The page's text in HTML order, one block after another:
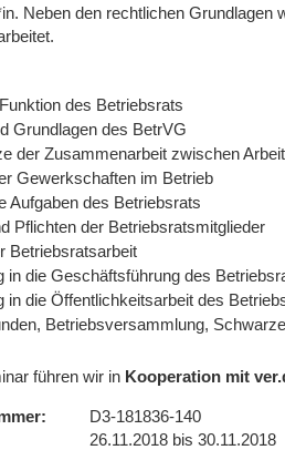
Neben den rechtlichen Grundlagen
des Betriebsrats
Grundlagen des BetrVG
der Zusammenarbeit zwischen
Gewerkschaften im Betrieb
Aufgaben des Betriebsrats
Pflichten der Betriebsratsmitglieder
Betriebsratsarbeit
in die Geschäftsführung des
in die Öffentlichkeitsarbeit des
Betriebsversammlung,
führen wir in Kooperation mit
D3-181836-140
26.11.2018 bis 30.11.2018